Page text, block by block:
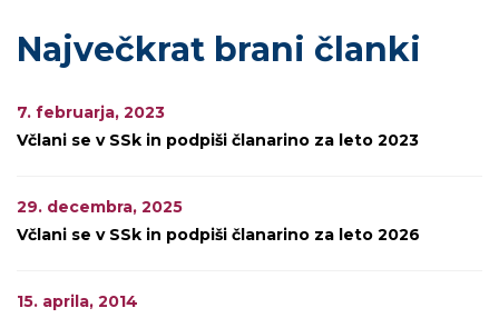
Največkrat brani članki
7. februarja, 2023
Včlani se v SSk in podpiši članarino za leto 2023
29. decembra, 2025
Včlani se v SSk in podpiši članarino za leto 2026
15. aprila, 2014